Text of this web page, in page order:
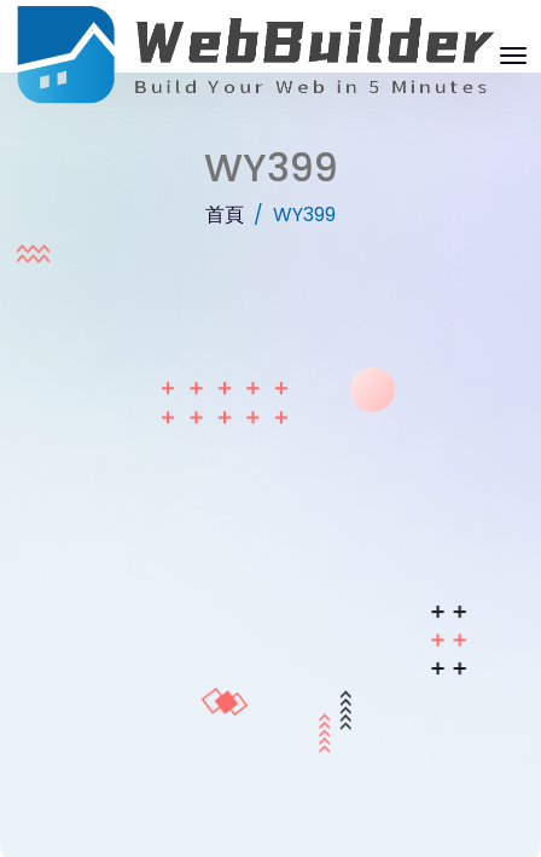
WY399
首頁 WY399